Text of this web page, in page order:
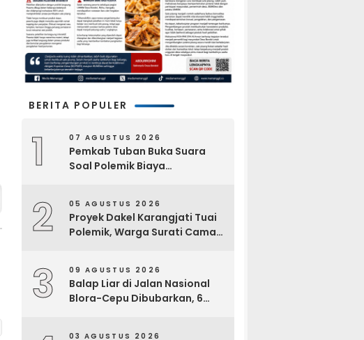
BERITA POPULER
1 07 AGUSTUS 2026
Pemkab Tuban Buka Suara
Soal Polemik Biaya
Sosial
2 05 AGUSTUS 2026
Proyek Dakel Karangjati Tuai
Polemik, Warga Surati Camat
3 09 AGUSTUS 2026
Balap Liar di Jalan Nasional
Blora-Cepu Dibubarkan, 6
03 AGUSTUS 2026